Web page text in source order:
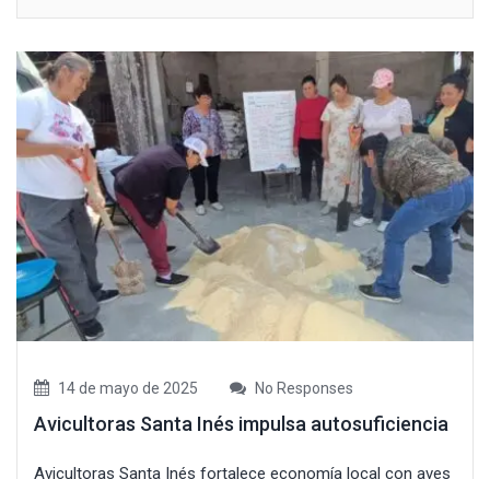
14 de mayo de 2025 No Responses
Avicultoras Santa Inés impulsa autosuficiencia
Avicultoras Santa Inés fortalece economía local con aves